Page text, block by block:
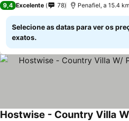
9,4 Excelente 78 Penafiel, a 15.4
Selecione as datas para ver os
exatos.